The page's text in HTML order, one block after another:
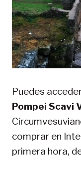
Puedes
Pompei Scavi
comprar en
primera hora,